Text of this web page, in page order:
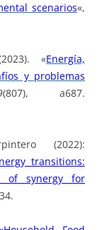
scenarios«,
«Energía,
y problemas
(807), a687.
(2022):
transitions:
of synergy for